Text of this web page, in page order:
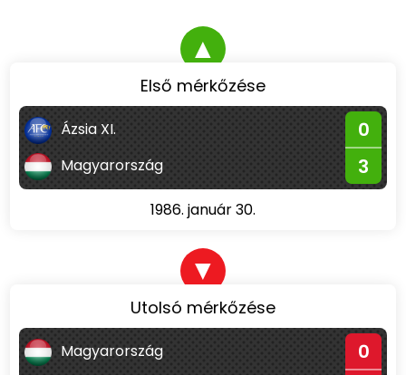
▲
Első mérkőzése
Ázsia XI. 0
Magyarország 3
1986. január 30.
▼
Utolsó mérkőzése
Magyarország 0